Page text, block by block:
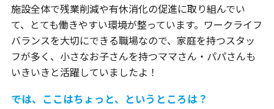
施設全体で残業削減や有休消化の促進に取り組んでい
て、とても働きやすい環境が整っています。ワークライフ
バランスを大切にできる職場なので、家庭を持つスタッ
フが多く、小さなお子さんを持つママさん・パパさんも
いきいきと活躍していましたよ！
――では、ここはちょっと、というところは？